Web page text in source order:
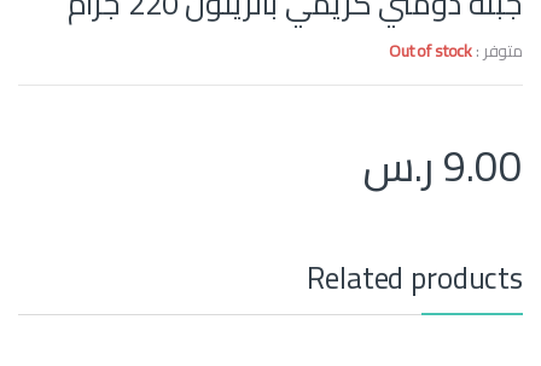
متوفر :Out of stock
9.00ر.س
Related products